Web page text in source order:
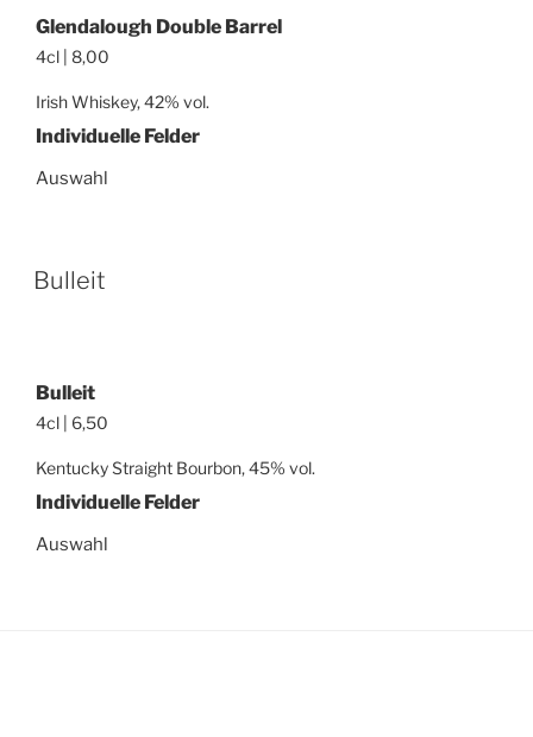
Glendalough Double Barrel
4cl | 8,00
Irish Whiskey, 42% vol.
Individuelle Felder
Auswahl
Bulleit
Bulleit
4cl | 6,50
Kentucky Straight Bourbon, 45% vol.
Individuelle Felder
Auswahl